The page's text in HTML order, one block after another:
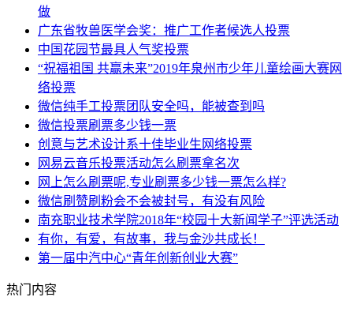
做
广东省牧兽医学会奖：推广工作者候选人投票
中国花园节最具人气奖投票
“祝福祖国 共赢未来”2019年泉州市少年儿童绘画大赛网
络投票
微信纯手工投票团队安全吗，能被查到吗
微信投票刷票多少钱一票
创意与艺术设计系十佳毕业生网络投票
网易云音乐投票活动怎么刷票拿名次
网上怎么刷票呢,专业刷票多少钱一票怎么样?
微信刷赞刷粉会不会被封号，有没有风险
南充职业技术学院2018年“校园十大新闻学子”评选活动
有你，有爱，有故事，我与金沙共成长！
第一届中汽中心“青年创新创业大赛”
热门内容